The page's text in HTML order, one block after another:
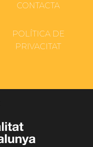
CONTACTA
POLÍTICA DE
PRIVACITAT